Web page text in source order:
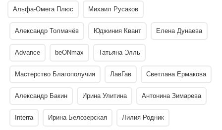
Альфа-Омега Плюс Михаил Русаков
Александр Толмачёв Юджиния Квант Елена Дунаева
Advance beONmax Татьяна Элль
Мастерство Благополучия ЛавГав Светлана Ермакова
Александр Бакин Ирина Улитина Антонина Зимарева
Interra Ирина Белозерская Лилия Родник